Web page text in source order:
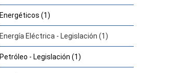
Energéticos (1)
Energía Eléctrica - Legislación (1)
Petróleo - Legislación (1)